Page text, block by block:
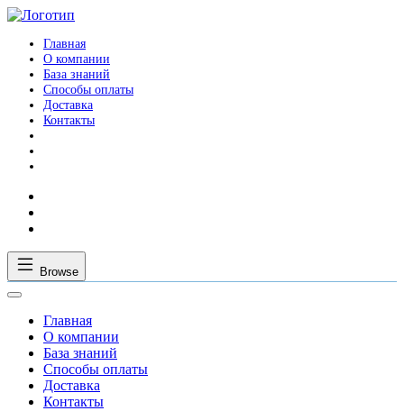
Главная
О компании
База знаний
Способы оплаты
Доставка
Контакты
Browse
Главная
О компании
База знаний
Способы оплаты
Доставка
Контакты